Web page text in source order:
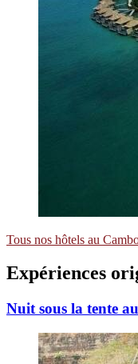
Tous nos hôtels au
Expériences
Nuit sous la tente